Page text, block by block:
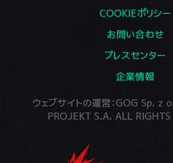
COOKIEポリシー
お問い合わせ
プレスセンター
企業情報
ウェブサイトの運営：GOG Sp.
PROJEKT S.A. ALL RIGHTS